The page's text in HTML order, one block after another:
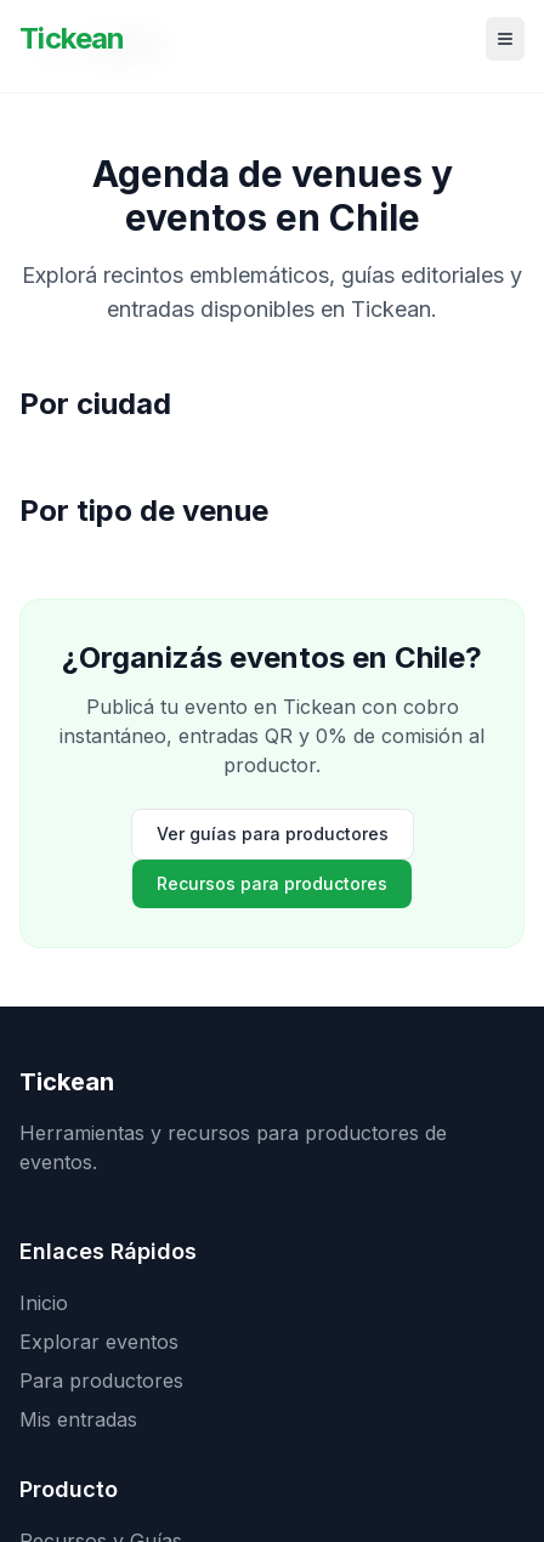
Tickean
Inicio / Agenda
Agenda de venues y
eventos en Chile
Explorá recintos emblemáticos, guías editoriales y
entradas disponibles en Tickean.
Por ciudad
Por tipo de venue
¿Organizás eventos en Chile?
Publicá tu evento en Tickean con cobro
instantáneo, entradas QR y 0% de comisión al
productor.
Ver guías para productores
Recursos para productores
Tickean
Herramientas y recursos para productores de
eventos.
Enlaces Rápidos
Inicio
Explorar eventos
Para productores
Mis entradas
Producto